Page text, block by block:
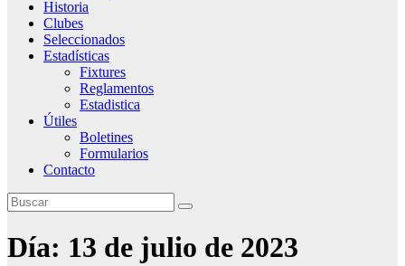
Historia
Clubes
Seleccionados
Estadísticas
Fixtures
Reglamentos
Estadistica
Útiles
Boletines
Formularios
Contacto
Día: 13 de julio de 2023